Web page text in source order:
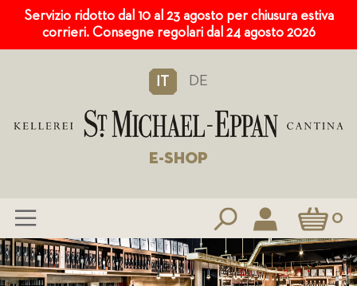
Servizio ridotto dal 10 al 23 agosto per chiusura estiva
corrieri. Consegne regolari dal 24 agosto 2026
IT DE
E-SHOP
Carrello0
Salta
al
contenuto